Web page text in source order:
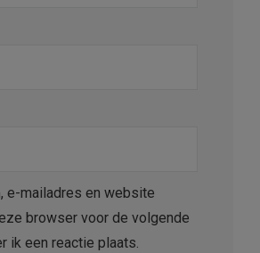
e-mailadres en website
browser voor de volgende
ik een reactie plaats.